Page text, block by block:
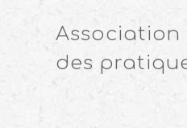
des